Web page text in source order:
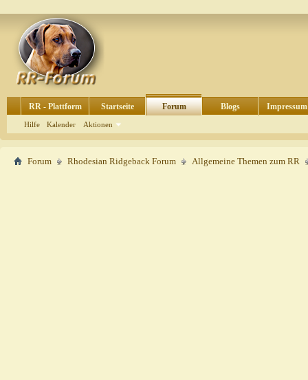
RR - Plattform Startseite Forum
Hilfe Kalender Aktionen
Blogs Impressum
Forum Rhodesian Ridgeback Forum Allgemeine Themen zum RR